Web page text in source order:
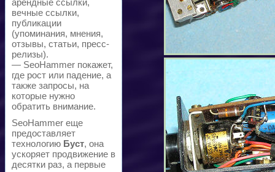
арендные ссылки,
вечные ссылки,
публикации
(упоминания, мнения,
отзывы, статьи, пресс-
релизы).
— SeoHammer покажет,
где рост или падение, а
также запросы, на
которые нужно
обратить внимание.
SeoHammer еще
предоставляет
технологию Буст, она
ускоряет продвижение в
десятки раз, а первые